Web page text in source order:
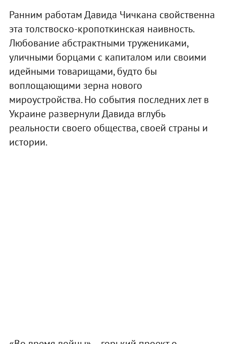
Ранним работам Давида Чичкана свойственна
эта толствоско-кропоткинская наивность.
Любование абстрактными тружениками,
уличными борцами с капиталом или своими
идейными товарищами, будто бы
воплощающими зерна нового
мироустройства. Но события последних лет в
Украине развернули Давида вглубь
реальности своего общества, своей страны и
истории.